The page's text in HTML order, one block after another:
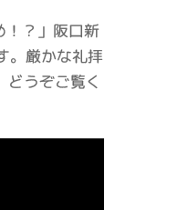
？」阪口新
。厳かな礼拝
うぞご覧く